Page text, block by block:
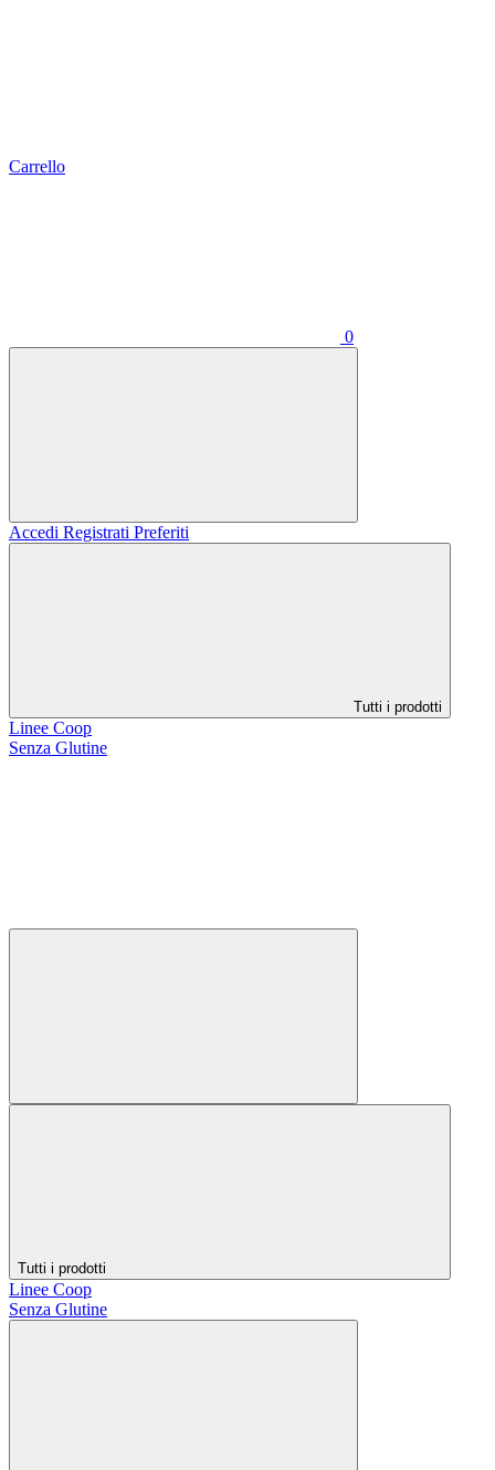
Carrello
0
Accedi Registrati Preferiti
Tutti i prodotti
Linee Coop
Senza Glutine
Tutti i prodotti
Linee Coop
Senza Glutine